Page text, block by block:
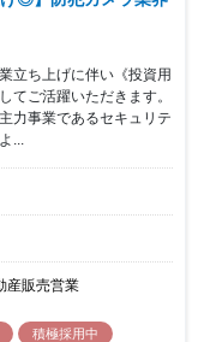
立ち上げに伴い《投資用
てご活躍いただきます。
力事業であるセキュリテ
...
産販売営業
積極採用中